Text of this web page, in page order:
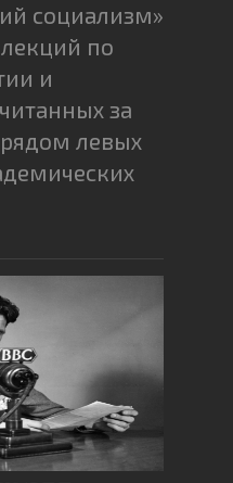
социализм»
по
и
за
левых